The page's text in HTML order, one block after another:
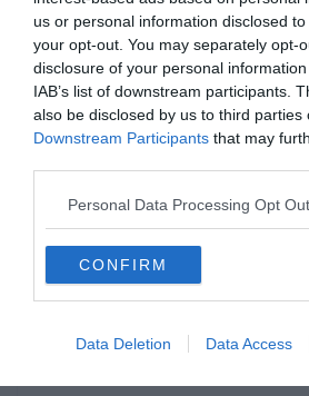
us or personal information disclosed
your opt-out. You may separately opt-
disclosure of your personal
IAB’s list of downstream participants.
also be disclosed by us to third parties
Downstream Participants that may
Personal Data Processing Opt
CONFIRM
Data Deletion Data Access
céljainkat, jól játszottunk. Meg kell
“Tökéletesen elégedett vagyok a
csapatéval is a szezon első felében. Nem
most jön csak a második fele, nagyon sok
Smalling
(ESPN)